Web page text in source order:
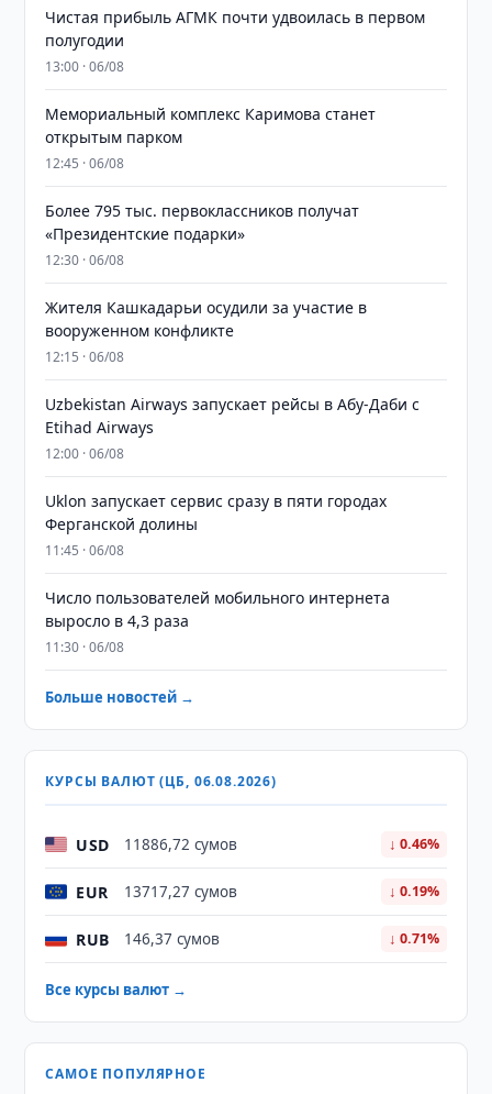
Чистая прибыль АГМК почти удвоилась в первом
полугодии
13:00 · 06/08
Мемориальный комплекс Каримова станет
открытым парком
12:45 · 06/08
Более 795 тыс. первоклассников получат
«Президентские подарки»
12:30 · 06/08
Жителя Кашкадарьи осудили за участие в
вооруженном конфликте
12:15 · 06/08
Uzbekistan Airways запускает рейсы в Абу-Даби с
Etihad Airways
12:00 · 06/08
Uklon запускает сервис сразу в пяти городах
Ферганской долины
11:45 · 06/08
Число пользователей мобильного интернета
выросло в 4,3 раза
11:30 · 06/08
Больше новостей →
КУРСЫ ВАЛЮТ (ЦБ, 06.08.2026)
USD 11886,72 сумов ↓ 0.46%
EUR 13717,27 сумов ↓ 0.19%
RUB 146,37 сумов ↓ 0.71%
Все курсы валют →
САМОЕ ПОПУЛЯРНОЕ